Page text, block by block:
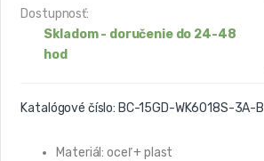
Dostupnosť:
Skladom - doručenie do 24-48
hod
Katalógové číslo: BC-15GD-WK6018S-3A-B
Materiál: oceľ + plast